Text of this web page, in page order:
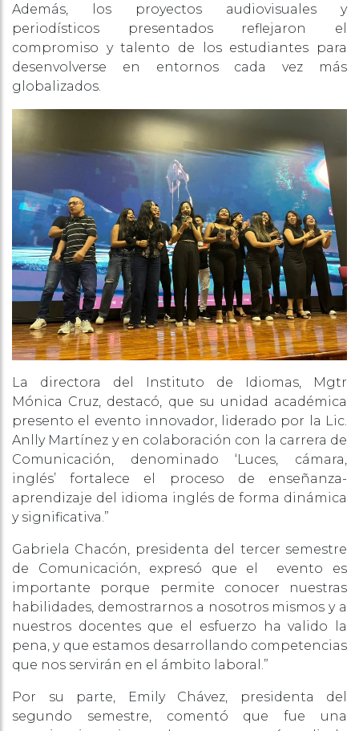
Además, los proyectos audiovisuales y
periodísticos presentados reflejaron el
compromiso y talento de los estudiantes para
desenvolverse en entornos cada vez más
globalizados.
La directora del Instituto de Idiomas, Mgtr
Mónica Cruz, destacó, que su unidad académica
presento el evento innovador, liderado por la Lic.
Anlly Martínez y en colaboración con la carrera de
Comunicación, denominado ‘Luces, cámara,
inglés’ fortalece el proceso de enseñanza-
aprendizaje del idioma inglés de forma dinámica
y significativa.”
Gabriela Chacón, presidenta del tercer semestre
de Comunicación, expresó que el evento es
importante porque permite conocer nuestras
habilidades, demostrarnos a nosotros mismos y a
nuestros docentes que el esfuerzo ha valido la
pena, y que estamos desarrollando competencias
que nos servirán en el ámbito laboral.”
Por su parte, Emily Chávez, presidenta del
segundo semestre, comentó que fue una